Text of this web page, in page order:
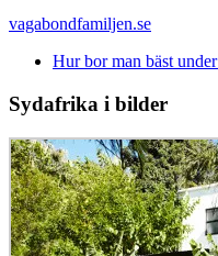
vagabondfamiljen.se
Hur bor man bäst
Sydafrika i bilder